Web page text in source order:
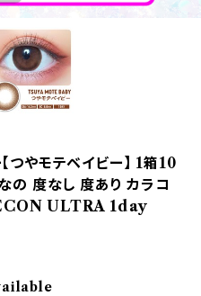
つやモテベイビー】 1箱10
度なし 度あり カラコ
ULTRA 1day